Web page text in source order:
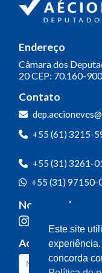
Endereço
Câmara dos
20CEP: 70.160-
Contato
+55 (61) 3215-
+55 (31) 3261-
+55 (31) 97150-
Nossas redes
Acompanhe o
Este site
concorda